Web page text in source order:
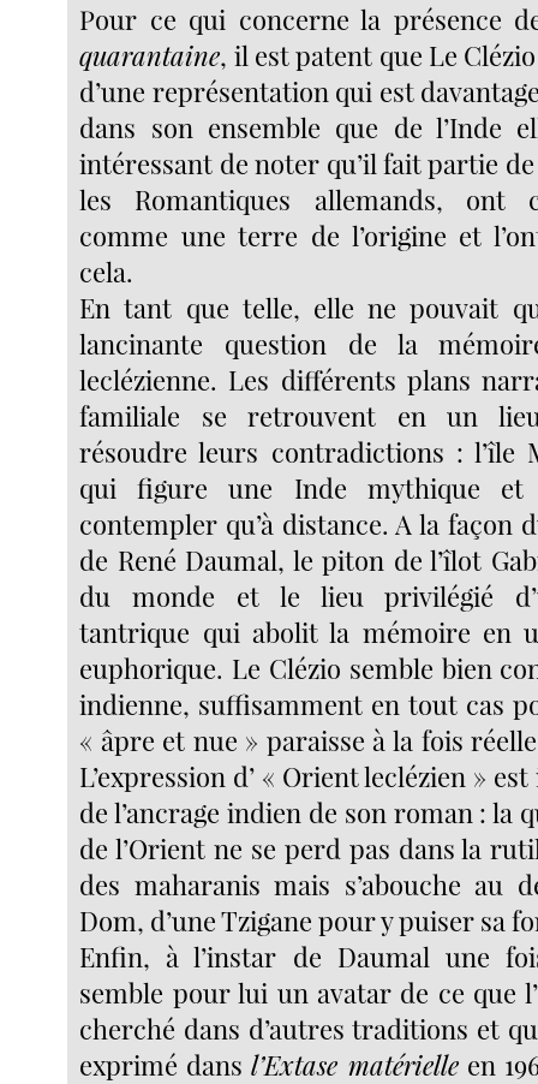
Pour ce qui concerne la présence
quarantaine, il est patent que Le
d’une représentation qui est
dans son ensemble que de l’Inde
intéressant de noter qu’il fait partie
les Romantiques allemands, ont
comme une terre de l’origine et
cela.
En tant que telle, elle ne pouvait
lancinante question de la
leclézienne. Les différents plans
familiale se retrouvent en un
résoudre leurs contradictions : l’île
qui figure une Inde mythique et
contempler qu’à distance. A la façon
de René Daumal, le piton de l’îlot
du monde et le lieu privilégié
tantrique qui abolit la mémoire en
euphorique. Le Clézio semble bien
indienne, suffisamment en tout cas
« âpre et nue » paraisse à la fois
L’expression d’ « Orient leclézien »
de l’ancrage indien de son roman : la
de l’Orient ne se perd pas dans la
des maharanis mais s’abouche au
Dom, d’une Tzigane pour y puiser sa
Enfin, à l’instar de Daumal une
semble pour lui un avatar de ce que
cherché dans d’autres traditions et
exprimé dansl’Extase matérielleen